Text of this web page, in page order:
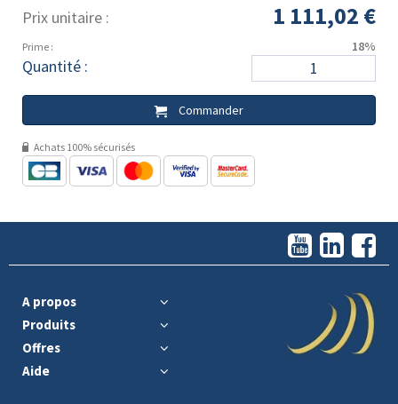
Prix unitaire : 1 111,02 €
Prime : 18%
Quantité :
Commander
Achats 100% sécurisés
A propos
Produits
Offres
Aide